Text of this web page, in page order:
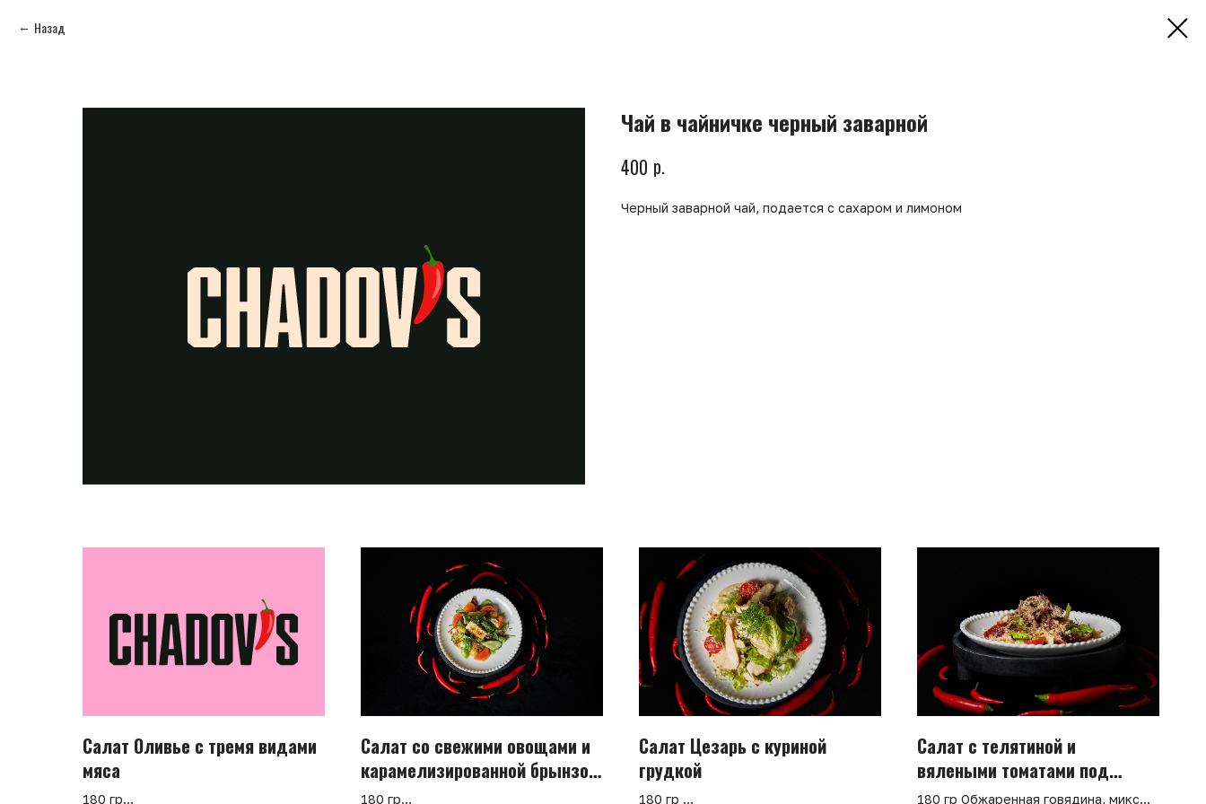
Назад
Чай в чайничке черный заварной
400 р.
Черный заварной чай, подается с сахаром и лимоном
Салат Оливье с тремя видами
мяса
180 гр
Салат со свежими овощами и
карамелизированной брынзой
под соусом чимичури
180 гр
Салат Цезарь с куриной
грудкой
180 гр
Салат с телятиной и
вялеными томатами под
соусом айоли
180 гр Обжаренная говядина, микс